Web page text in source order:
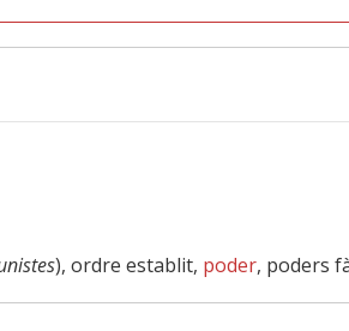
), ordre establit, poder, poders